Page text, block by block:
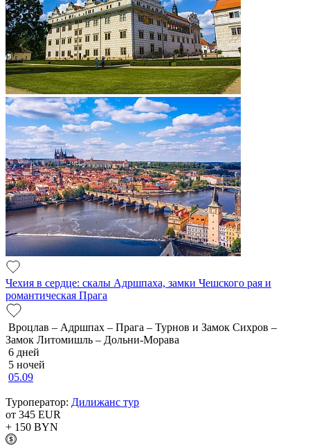
Чехия в сердце: скалы Адршпаха, замки Чешского рая и
романтическая Прага
Вроцлав – Адршпах – Прага – Турнов и Замок Сихров –
Замок Литомишль – Дольни-Морава
6 дней
5 ночей
05.09
Туроператор: Дилижанс тур
от 345 EUR
+ 150 BYN